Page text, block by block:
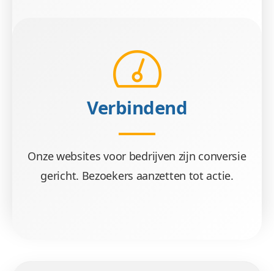
Verbindend
Onze websites voor bedrijven zijn conversie
gericht. Bezoekers aanzetten tot actie.